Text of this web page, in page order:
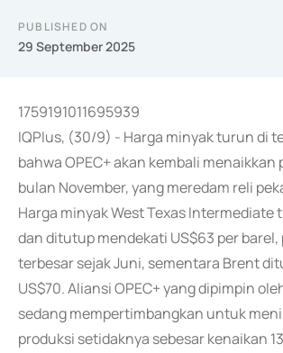
PUBLISHED ON
29 September 2025
1759191011695939
IQPlus, (30/9) - Harga minyak turun di
bahwa OPEC+ akan kembali menaikkan
bulan November, yang meredam reli
Harga minyak West Texas Intermediate
dan ditutup mendekati US$63 per
terbesar sejak Juni, sementara Brent
US$70. Aliansi OPEC+ yang dipimpin
sedang mempertimbangkan untuk
produksi setidaknya sebesar kenaikan